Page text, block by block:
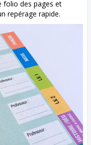
folio des pages et
repérage rapide.